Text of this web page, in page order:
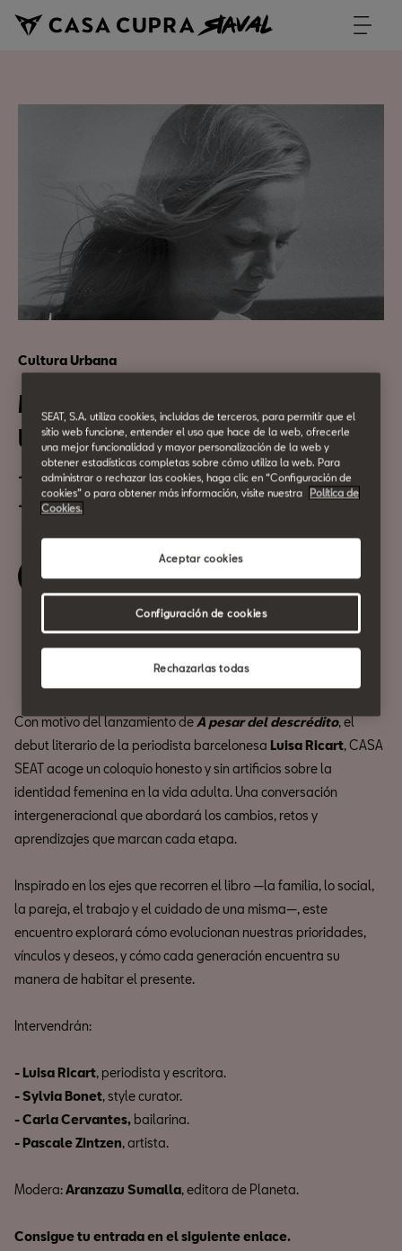
Cultura Urbana
Mujeres sin filtros: a través de
las generaciones
19 de Septiembre
18:30h
Reserva tu entrada
Con motivo del lanzamiento deA pesar del descrédito, el
debut literario de la periodista barcelonesa Luisa Ricart, CASA
SEAT acoge un coloquio honesto y sin artificios sobre la
identidad femenina en la vida adulta. Una conversación
intergeneracional que abordará los cambios, retos y
aprendizajes que marcan cada etapa.
Inspirado en los ejes que recorren el libro —la familia, lo social,
la pareja, el trabajo y el cuidado de una misma—, este
encuentro explorará cómo evolucionan nuestras prioridades,
vínculos y deseos, y cómo cada generación encuentra su
manera de habitar el presente.
Intervendrán:
- Luisa Ricart, periodista y escritora.
- Sylvia Bonet, style curator.
- Carla Cervantes, bailarina.
- Pascale Zintzen, artista.
Modera:Aranzazu Sumalla, editora de Planeta.
Consigue tu entrada en el siguiente enlace.
SEAT, S.A. utiliza cookies, incluidas de terceros, para permitir que el
sitio web funcione, entender el uso que hace de la web, ofrecerle
una mejor funcionalidad y mayor personalización de la web y
obtener estadísticas completas sobre cómo utiliza la web. Para
administrar o rechazar las cookies, haga clic en “Configuración de
cookies” o para obtener más información, visite nuestra
Política de
Cookies.
Rechazarlas todas
Aceptar cookies
Configuración de cookies